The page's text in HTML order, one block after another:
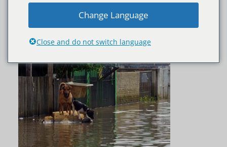
Selective of two dogs
isolated in flood
Change Language
Close and do not switch language